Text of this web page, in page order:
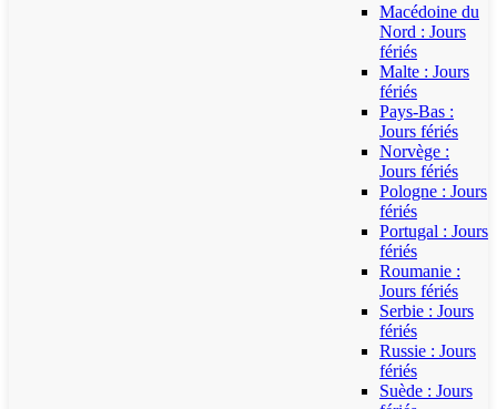
Macédoine du
Nord : Jours
fériés
Malte : Jours
fériés
Pays-Bas :
Jours fériés
Norvège :
Jours fériés
Pologne : Jours
fériés
Portugal : Jours
fériés
Roumanie :
Jours fériés
Serbie : Jours
fériés
Russie : Jours
fériés
Suède : Jours